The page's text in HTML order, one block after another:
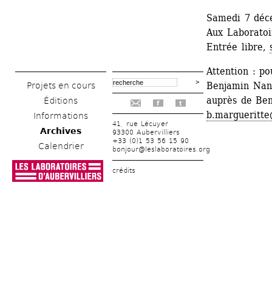
Projets en cours
Éditions
Informations
Archives
Calendrier
f t
41, rue Lécuyer
93300 Aubervilliers
+33 (0)1 53 56 15 90
bonjour@leslaboratoires.org
crédits
Samedi 7
Aux
Entrée libre,
Attention :
Benjamin
auprès de